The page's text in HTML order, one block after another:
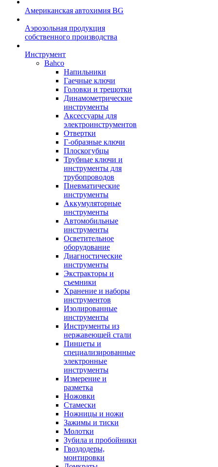
Американская автохимия BG
Аэрозольная продукция
собственного производства
Инструмент
Bahco
Напильники
Гаечные ключи
Головки и трещотки
Динамометрические
инструменты
Аксессуары для
электроинструментов
Отвертки
Г-образные ключи
Плоскогубцы
Трубные ключи и
инструменты для
трубопроводов
Пневматические
инструменты
Аккумуляторные
инструменты
Автомобильные
инструменты
Осветительное
оборудование
Диагностические
инструменты
Экстракторы и
съемники
Хранение и наборы
инструментов
Изолированные
инструменты
Инструменты из
нержавеющей стали
Пинцеты и
специализированные
электронные
инструменты
Измерение и
разметка
Ножовки
Стамески
Ножницы и ножи
Зажимы и тиски
Молотки
Зубила и пробойники
Гвоздодеры,
монтировки